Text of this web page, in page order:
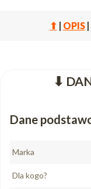
⬆ | OPIS|
⬇
Dane
Marka
Dla kogo?